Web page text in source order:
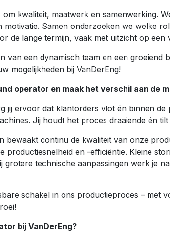
om kwaliteit, maatwerk en samenwerking.
motivatie. Samen onderzoeken we welke
de lange termijn, vaak met uitzicht op een
van een dynamisch team en een groeiend
mogelijkheden bij VanDerEng!
operator en maak het verschil aan de
jij ervoor dat klantorders vlot én binnen
Jij houdt het proces draaiende én
bewaakt continu de kwaliteit van onze
productiesnelheid en -efficiëntie. Kleine
grotere technische aanpassingen werk je
schakel in ons productieproces – met
bij VanDerEng?